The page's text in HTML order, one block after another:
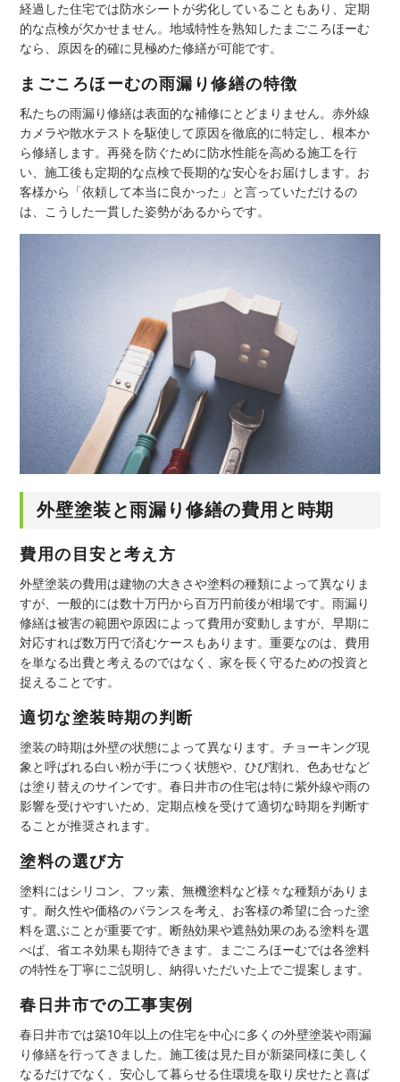
経過した住宅では防水シートが劣化していることもあり、定期
的な点検が欠かせません。地域特性を熟知したまごころほーむ
なら、原因を的確に見極めた修繕が可能です。
まごころほーむの雨漏り修繕の特徴
私たちの雨漏り修繕は表面的な補修にとどまりません。赤外線
カメラや散水テストを駆使して原因を徹底的に特定し、根本か
ら修繕します。再発を防ぐために防水性能を高める施工を行
い、施工後も定期的な点検で長期的な安心をお届けします。お
客様から「依頼して本当に良かった」と言っていただけるの
は、こうした一貫した姿勢があるからです。
外壁塗装と雨漏り修繕の費用と時期
費用の目安と考え方
外壁塗装の費用は建物の大きさや塗料の種類によって異なりま
すが、一般的には数十万円から百万円前後が相場です。雨漏り
修繕は被害の範囲や原因によって費用が変動しますが、早期に
対応すれば数万円で済むケースもあります。重要なのは、費用
を単なる出費と考えるのではなく、家を長く守るための投資と
捉えることです。
適切な塗装時期の判断
塗装の時期は外壁の状態によって異なります。チョーキング現
象と呼ばれる白い粉が手につく状態や、ひび割れ、色あせなど
は塗り替えのサインです。春日井市の住宅は特に紫外線や雨の
影響を受けやすいため、定期点検を受けて適切な時期を判断す
ることが推奨されます。
塗料の選び方
塗料にはシリコン、フッ素、無機塗料など様々な種類がありま
す。耐久性や価格のバランスを考え、お客様の希望に合った塗
料を選ぶことが重要です。断熱効果や遮熱効果のある塗料を選
べば、省エネ効果も期待できます。まごころほーむでは各塗料
の特性を丁寧にご説明し、納得いただいた上でご提案します。
春日井市での工事実例
春日井市では築10年以上の住宅を中心に多くの外壁塗装や雨漏
り修繕を行ってきました。施工後は見た目が新築同様に美しく
なるだけでなく、安心して暮らせる住環境を取り戻せたと喜ば